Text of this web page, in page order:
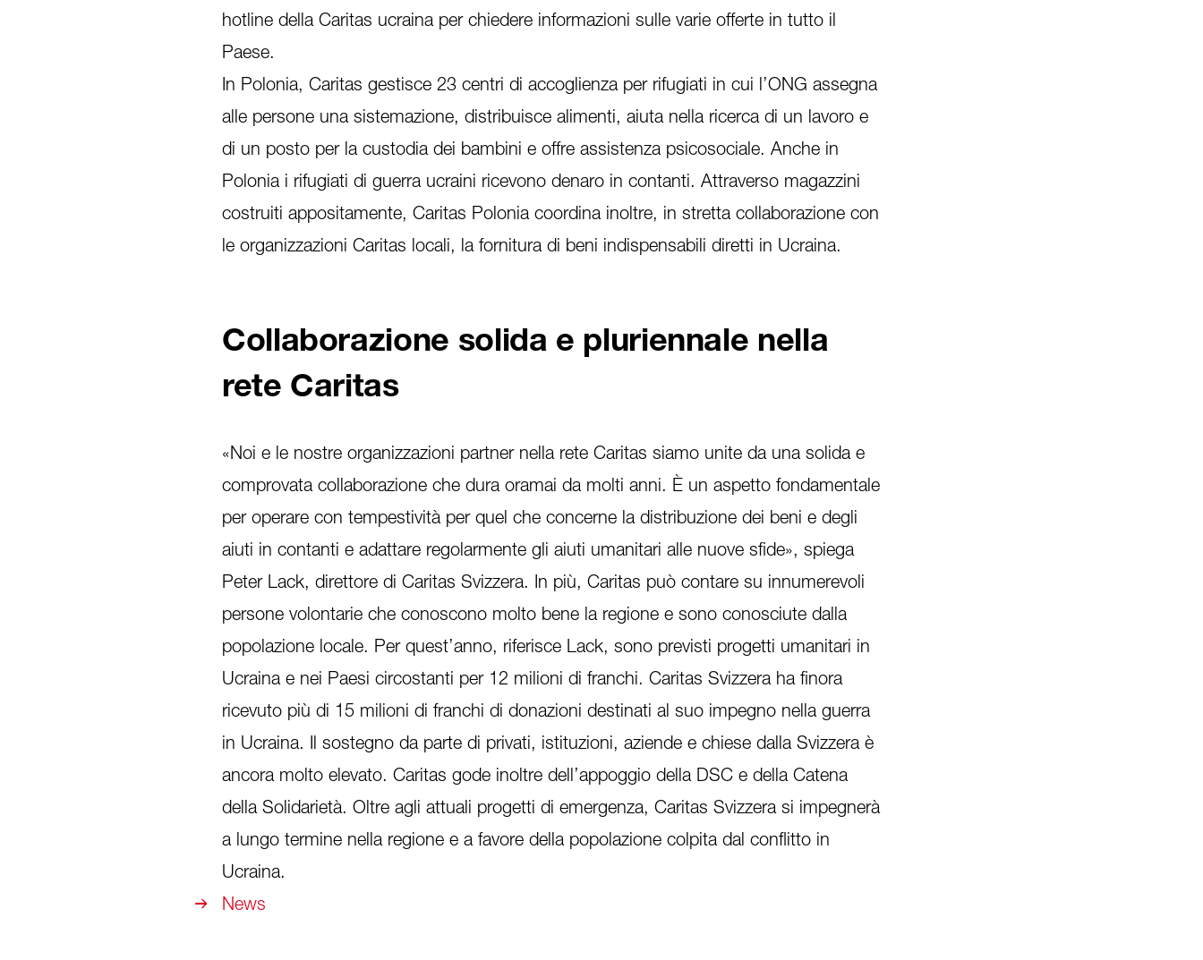
hotline della Caritas ucraina per chiedere informazioni sulle varie offerte in tutto il
Paese.
In Polonia, Caritas gestisce 23 centri di accoglienza per rifugiati in cui l’ONG assegna
alle persone una sistemazione, distribuisce alimenti, aiuta nella ricerca di un lavoro e
di un posto per la custodia dei bambini e offre assistenza psicosociale. Anche in
Polonia i rifugiati di guerra ucraini ricevono denaro in contanti. Attraverso magazzini
costruiti appositamente, Caritas Polonia coordina inoltre, in stretta collaborazione con
le organizzazioni Caritas locali, la fornitura di beni indispensabili diretti in Ucraina.
Collaborazione solida e pluriennale nella
rete Caritas
«Noi e le nostre organizzazioni partner nella rete Caritas siamo unite da una solida e
comprovata collaborazione che dura oramai da molti anni. È un aspetto fondamentale
per operare con tempestività per quel che concerne la distribuzione dei beni e degli
aiuti in contanti e adattare regolarmente gli aiuti umanitari alle nuove sfide», spiega
Peter Lack, direttore di Caritas Svizzera. In più, Caritas può contare su innumerevoli
persone volontarie che conoscono molto bene la regione e sono conosciute dalla
popolazione locale. Per quest’anno, riferisce Lack, sono previsti progetti umanitari in
Ucraina e nei Paesi circostanti per 12 milioni di franchi. Caritas Svizzera ha finora
ricevuto più di 15 milioni di franchi di donazioni destinati al suo impegno nella guerra
in Ucraina. Il sostegno da parte di privati, istituzioni, aziende e chiese dalla Svizzera è
ancora molto elevato. Caritas gode inoltre dell’appoggio della DSC e della Catena
della Solidarietà. Oltre agli attuali progetti di emergenza, Caritas Svizzera si impegnerà
a lungo termine nella regione e a favore della popolazione colpita dal conflitto in
Ucraina.
News